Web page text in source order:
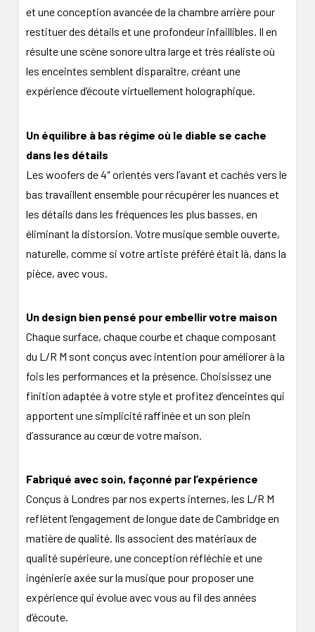
et une conception avancée de la chambre arrière pour
restituer des détails et une profondeur infaillibles. Il en
résulte une scène sonore ultra large et très réaliste où
les enceintes semblent disparaître, créant une
expérience d’écoute virtuellement holographique.
Un équilibre à bas régime où le diable se cache
dans les détails
Les woofers de 4″ orientés vers l’avant et cachés vers le
bas travaillent ensemble pour récupérer les nuances et
les détails dans les fréquences les plus basses, en
éliminant la distorsion. Votre musique semble ouverte,
naturelle, comme si votre artiste préféré était là, dans la
pièce, avec vous.
Un design bien pensé pour embellir votre maison
Chaque surface, chaque courbe et chaque composant
du L/R M sont conçus avec intention pour améliorer à la
fois les performances et la présence. Choisissez une
finition adaptée à votre style et profitez d’enceintes qui
apportent une simplicité raffinée et un son plein
d’assurance au cœur de votre maison.
Fabriqué avec soin, façonné par l’expérience
Conçus à Londres par nos experts internes, les L/R M
reflètent l’engagement de longue date de Cambridge en
matière de qualité. Ils associent des matériaux de
qualité supérieure, une conception réfléchie et une
ingénierie axée sur la musique pour proposer une
expérience qui évolue avec vous au fil des années
d’écoute.